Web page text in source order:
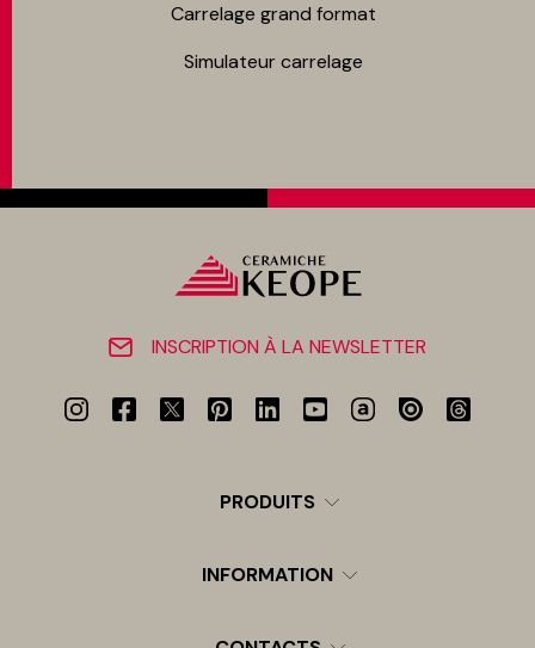
Carrelage grand format
Simulateur carrelage
INSCRIPTION À LA NEWSLETTER
PRODUITS
INFORMATION